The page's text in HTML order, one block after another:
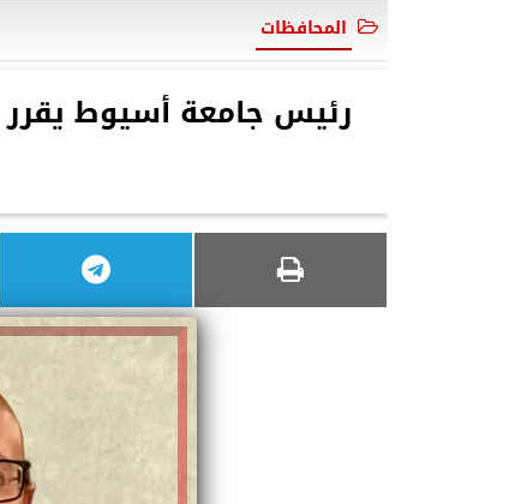
المحافظات
رئيس جامعة أسيوط يقرر